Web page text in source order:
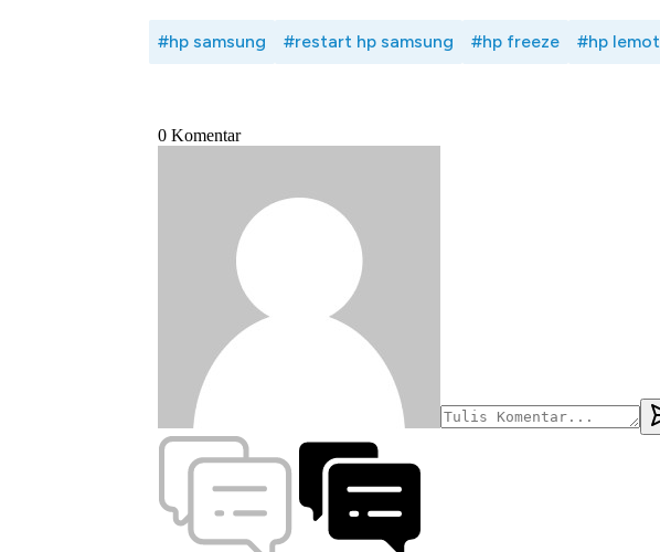
#hp samsung #restart hp samsung #hp freeze #hp lemot